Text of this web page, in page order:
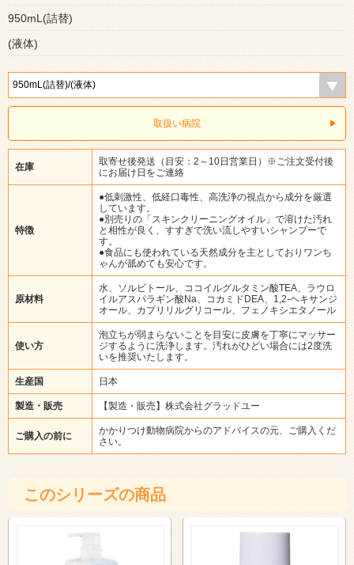
950mL(詰替)
(液体)
取扱い病院
在庫
取寄せ後発送（目安：2～10日営業日）※ご注文受付後
にお届け日をご連絡
特徴
●低刺激性、低経口毒性、高洗浄の視点から成分を厳選
しています。
●別売りの「スキンクリーニングオイル」で溶けた汚れ
と相性が良く、すすぎで洗い流しやすいシャンプーで
す。
●食品にも使われている天然成分を主としておりワンち
ゃんが舐めても安心です。
原材料
水、ソルビトール、ココイルグルタミン酸TEA、ラウロ
イルアスパラギン酸Na、コカミドDEA、1,2-ヘキサンジ
オール、カプリリルグリコール、フェノキシエタノール
使い方
泡立ちが弱まらないことを目安に皮膚を丁寧にマッサー
ジするように洗浄します。汚れがひどい場合には2度洗
いを推奨いたします。
生産国 日本
製造・販売 【製造・販売】株式会社グラッドユー
ご購入の前に
かかりつけ動物病院からのアドバイスの元、ご購入くだ
さい。
このシリーズの商品